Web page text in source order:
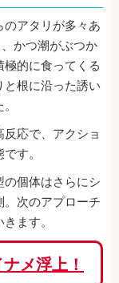
アタリが多々あ
かつ潮がぶつか
的に食ってくる
と根に沿った誘い
応で、アクショ
す。
の個体はさらにシ
。次のアプローチ
ます。
メ浮上！